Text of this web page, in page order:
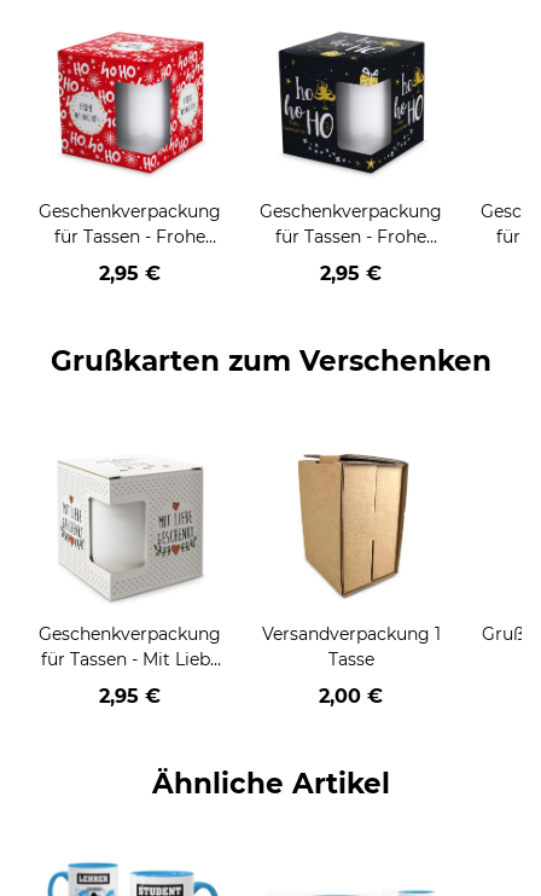
Geschenkverpackung
für Tassen - Frohe
Weihnachten - HO
HO HO - rot
2,95 €
Geschenkverpackung
für Tassen - Frohe
Weihnachten - HO
HO HO - schwarz
2,95 €
für
Grußkarten zum Verschenken
Geschenkverpackung
für Tassen - Mit Liebe
geschenkt
2,95 €
Versandverpackung 1
Tasse
2,00 €
Ähnliche Artikel